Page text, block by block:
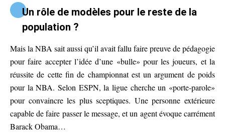
Un rôle de modèles pour le reste de la
population ?
Mais la NBA sait aussi qu’il avait fallu faire preuve de pédagogie
pour faire accepter l’idée d’une «bulle» pour les joueurs, et la
réussite de cette fin de championnat est un argument de poids
pour la NBA. Selon ESPN, la ligue cherche un «porte-parole»
pour convaincre les plus sceptiques. Une personne extérieure
capable de faire passer le message, et un agent évoque carrément
Barack Obama…